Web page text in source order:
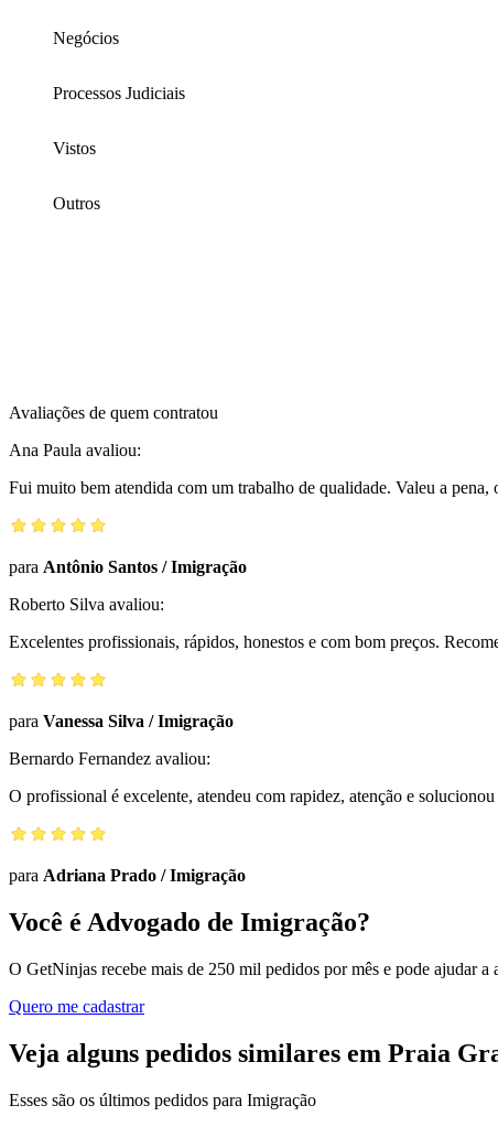
Negócios
Processos Judiciais
Vistos
Outros
Avaliações de quem contratou
Ana Paula avaliou:
Fui muito bem atendida com um trabalho de qualidade. Valeu a
para Antônio Santos /Imigração
Roberto Silva avaliou:
Excelentes profissionais, rápidos, honestos e com bom preços.
para Vanessa Silva /Imigração
Bernardo Fernandez avaliou:
O profissional é excelente, atendeu com rapidez, atenção e
para Adriana Prado /Imigração
Você é Advogado de Imigração?
O GetNinjas recebe mais de 250 mil pedidos por mês e pode ajudar a
Quero me cadastrar
Veja alguns pedidos similares em Praia
Esses são os últimos pedidos para Imigração